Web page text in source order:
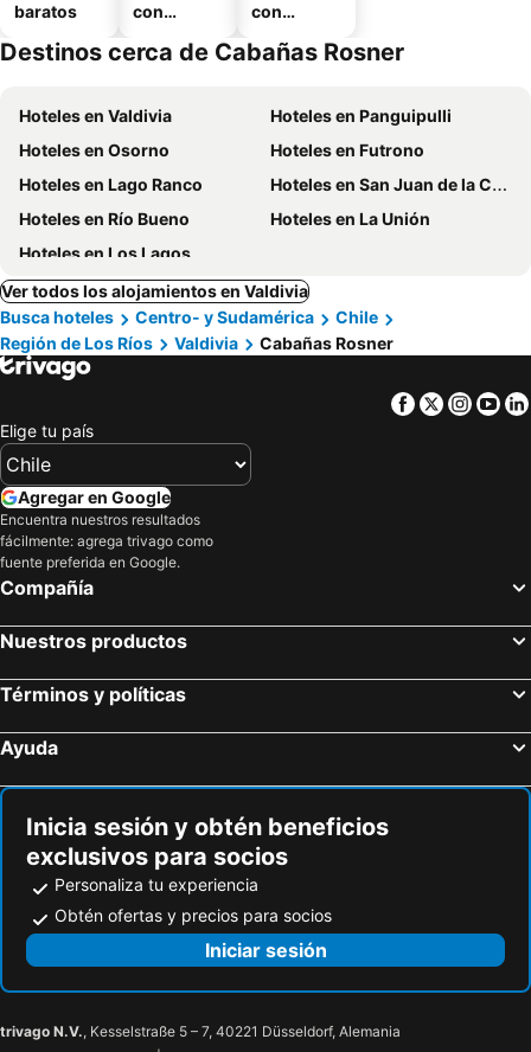
baratos
con
con
miento
Destinos cerca de Cabañas Rosner
Hoteles en Valdivia
Hoteles en Panguipulli
Hoteles en Osorno
Hoteles en Futrono
Hoteles en Lago Ranco
Hoteles en San Juan de la Costa
Hoteles en Río Bueno
Hoteles en La Unión
Hoteles en Los Lagos
Ver todos los alojamientos en Valdivia
Busca hoteles
Centro- y Sudamérica
Chile
Región de Los Ríos
Valdivia Cabañas Rosner
Facebook
Twitter
Elige tu país
Agregar en Google
Encuentra nuestros resultados
fácilmente: agrega trivago como
fuente preferida en Google.
Compañía
Nuestros productos
Términos y políticas
Ayuda
Inicia sesión y obtén beneficios
exclusivos para socios
Personaliza tu experiencia
Obtén ofertas y precios para socios
Iniciar sesión
trivago N.V., Kesselstraße 5 – 7, 40221 Düsseldorf, Alemania